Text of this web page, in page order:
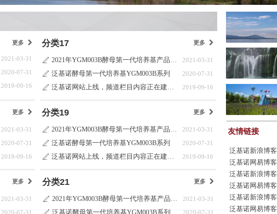
2021-03-31
2020-07-31
2019-09-16
更多 낑
2021-03-31
2020-07-31
2019-09-16
更多 낑
2021-03-31
2020-07-31
更多 낑
2021-03-31
ꄅ
2021年YGM003B酵母第一代培养基产品目录更新说明
2020-07-31
ꄅ 泛基诺酵母第一代培养基YGM003B系列
2019-09-16
ꄅ 泛基诺网站上线，频道栏目内容正在建设中
更多 낑
分类19
2021-03-31
ꄅ
2021年YGM003B酵母第一代培养基产品目录更新说明
2020-07-31
ꄅ 泛基诺酵母第一代培养基YGM003B系列
2019-09-16
ꄅ 泛基诺网站上线，频道栏目内容正在建设中
更多 낑
分类17
2021-03-31
ꄅ
2021年YGM003B酵母第一代培养基产品目录更新说明
2020-07-31
ꄅ 泛基诺酵母第一代培养基YGM003B系列
更多 낑
分类21
泛基诺新浪博客
泛基诺网易博客
泛基诺新浪博客
泛基诺网易博客
泛基诺新浪博客
泛基诺网易博客
友情链接